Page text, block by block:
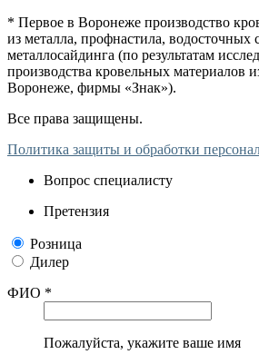
* Первое в Воронеже производство
из металла, профнастила, водосточных
металлосайдинга (по результатам
производства кровельных материалов
Воронеже, фирмы «Знак»).
Все права защищены.
Политика защиты и обработки
Вопрос специалисту
Претензия
Розница
Дилер
ФИО *
Пожалуйста, укажите ваше имя